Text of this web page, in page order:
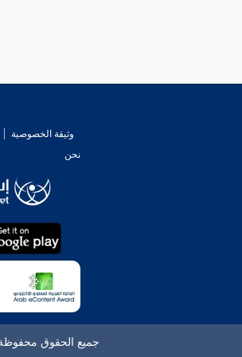
وثيقة الخصوصية
نحن
جميع الحقوق محفوظة © 2026 - 1998 لشبكة